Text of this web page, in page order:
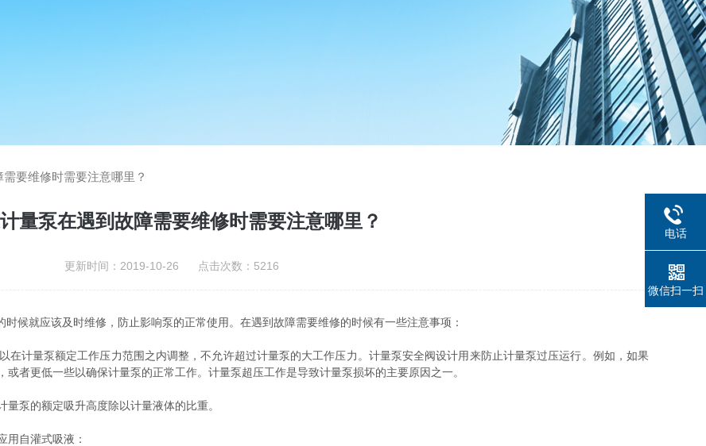
要维修时需要注意哪里？
量泵在遇到故障需要维修时需要注意哪里？
更新时间：2019-10-26 点击次数：5216
就应该及时维修，防止影响泵的正常使用。在遇到故障需要维修的时候有一些注意事项：
计量泵额定工作压力范围之内调整，不允许超过计量泵的大工作压力。计量泵安全阀设计用来防止计量泵过压运行。例如，如果
者更低一些以确保计量泵的正常工作。计量泵超压工作是导致计量泵损坏的主要原因之一。
泵的额定吸升高度除以计量液体的比重。
自灌式吸液：
电话
微信扫一扫